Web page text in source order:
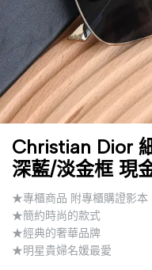
Christian Dior
深藍/淡金框 現
★專櫃商品 附專櫃購證影本
★簡約時尚的款式
★經典的奢華品牌
★明星貴婦名媛最愛